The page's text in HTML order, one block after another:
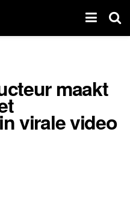
maakt
virale video